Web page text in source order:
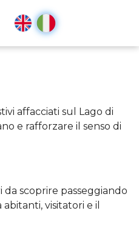
affacciati sul Lago di
e rafforzare il senso di
scoprire passeggiando
visitatori e il